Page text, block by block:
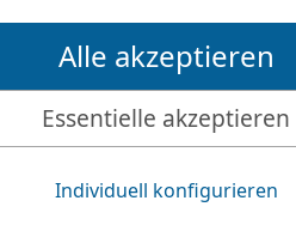
haben
19 Dir
dich nie!
die
zu spüren
Gute Nachricht